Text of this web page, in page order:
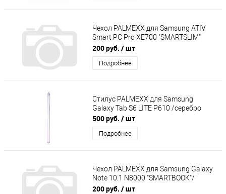
Чехол PALMEXX для Samsung ATIV
Smart PC Pro XE700 "SMARTSLIM"
кожзам /крокодил белый/
200 руб. / шт
Подробнее
Стилус PALMEXX для Samsung
Galaxy Tab S6 LITE P610 /серебро
500 руб. / шт
Подробнее
Чехол PALMEXX для Samsung Galaxy
Note 10.1 N8000 "SMARTBOOK"/
голубой/
200 руб. / шт